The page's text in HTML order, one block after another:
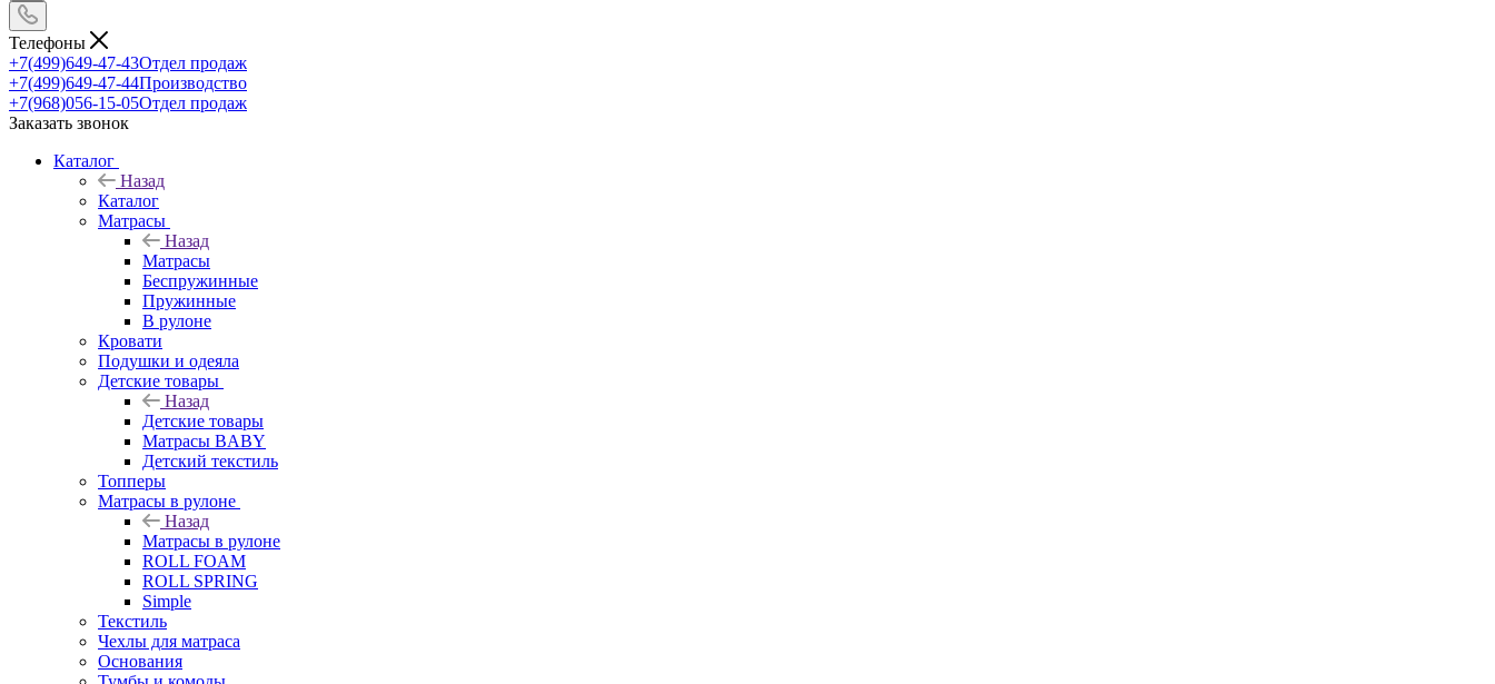
Телефоны
+7(499)649-47-43Отдел продаж
+7(499)649-47-44Производство
+7(968)056-15-05Отдел продаж
Заказать звонок
Каталог
Назад
Каталог
Матрасы
Назад
Матрасы
Беспружинные
Пружинные
В рулоне
Кровати
Подушки и одеяла
Детские товары
Назад
Детские товары
Матрасы BABY
Детский текстиль
Топперы
Матрасы в рулоне
Назад
Матрасы в рулоне
ROLL FOAM
ROLL SPRING
Simple
Текстиль
Чехлы для матраса
Основания